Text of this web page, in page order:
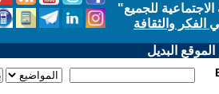
للجميع"
الفكر والثقافة
البديل